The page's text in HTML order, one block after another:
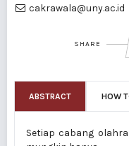
cakrawala@uny.ac.id
SHARE
ABSTRACT HOW
Setiap cabang